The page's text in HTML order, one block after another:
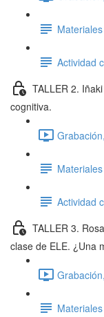
Materiales
Actividad
TALLER 2.
cognitiva.
Materiales
Actividad
TALLER 3.
clase de ELE. ¿Una
Materiales